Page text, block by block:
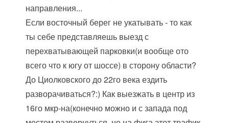
направления...
Если восточный берег не укатывать - то как
ты себе представляешь выезд с
перехватывающей парковки(и вообще ото
всего что к югу от шоссе) в сторону области?
До Циолковского до 22го века ездить
разворачиваться?:) Как выезжать в центр из
16го мкр-на(конечно можно и с запада под